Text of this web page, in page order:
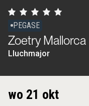
PEGASE
Zoetry Mallorca
Lluchmajor
wo 21 okt